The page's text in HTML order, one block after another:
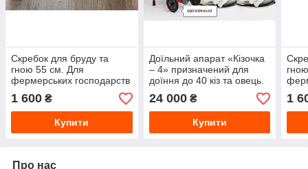
Cкребок для бруду та
гною 55 см. Для
фермерських господарств
1 600 ₴
Купити
Доїльний апарат «Кізочка
– 4» призначений для
доїння до 40 кіз та овець.
24 000₴
Купити
1
Про нас